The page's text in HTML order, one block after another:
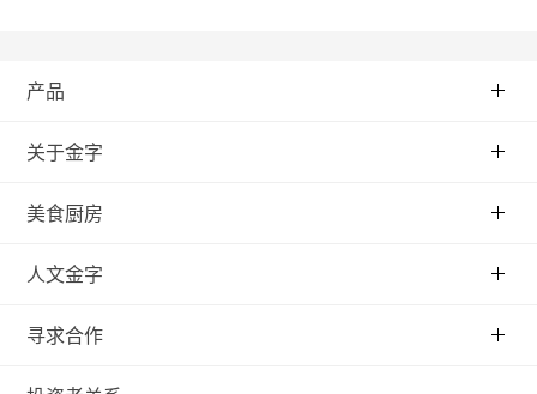
产品
关于金字
美食厨房
人文金字
寻求合作